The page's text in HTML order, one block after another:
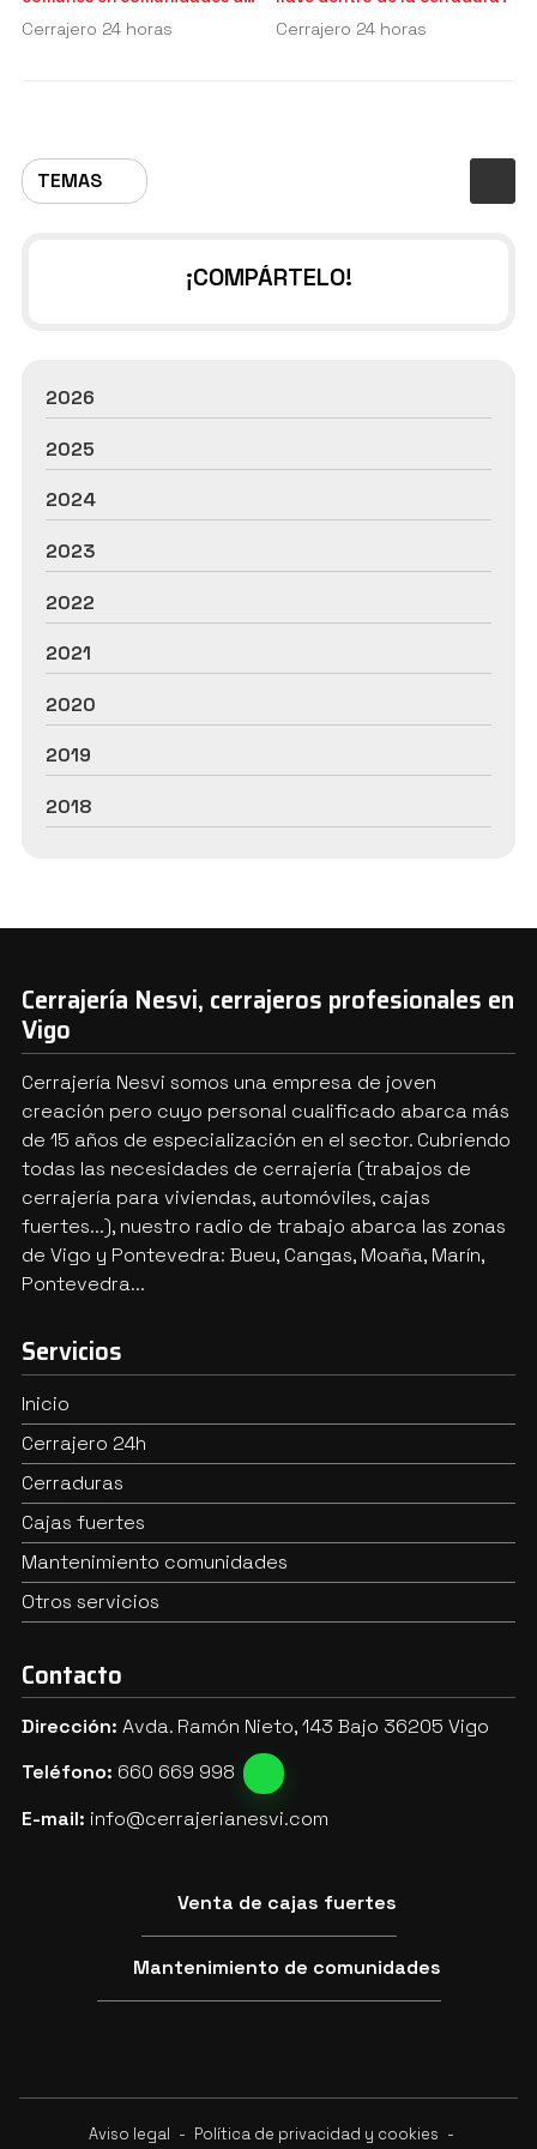
TEMAS
vecinos
Cerrajero 24 horas Cerrajero 24 horas
¡COMPÁRTELO!
2026
2025
2024
2023
2022
2021
2020
2019
2018
Cerrajería Nesvi, cerrajeros profesionales en
Vigo
Cerrajería Nesvi somos una empresa de joven
creación pero cuyo personal cualificado abarca más
de 15 años de especialización en el sector. Cubriendo
todas las necesidades de cerrajería (trabajos de
cerrajería para viviendas, automóviles, cajas
fuertes...), nuestro radio de trabajo abarca las zonas
de Vigo y Pontevedra: Bueu, Cangas, Moaña, Marín,
Pontevedra...
Servicios
Inicio
Cerrajero 24h
Cerraduras
Cajas fuertes
Mantenimiento comunidades
Otros servicios
Contacto
Dirección: Avda. Ramón Nieto, 143 Bajo 36205 Vigo
Teléfono: 660 669 998
E-mail: info@cerrajerianesvi.com
Venta de cajas fuertes
Mantenimiento de comunidades
Aviso legal - Política de privacidad y cookies -